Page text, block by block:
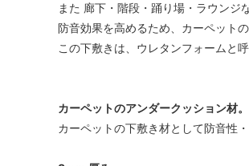
また 廊下・階段・踊り場・ラウンジ
防音効果を高めるため、カーペット
この下敷きは、ウレタンフォームと
カーペットのアンダークッション材。
カーペットの下敷き材として防音性